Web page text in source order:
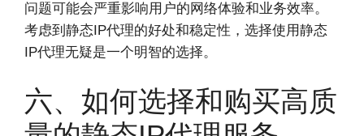
问题可能会严重影响用户的网络体验和业务效率。
考虑到静态IP代理的好处和稳定性，选择使用静态
IP代理无疑是一个明智的选择。
六、如何选择和购买高质